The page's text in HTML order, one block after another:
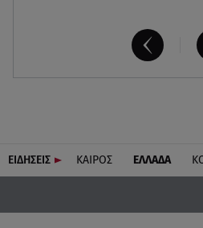
ΕΙΔΗΣΕΙΣ ΚΑΙΡΟΣ ΕΛΛΑΔΑ